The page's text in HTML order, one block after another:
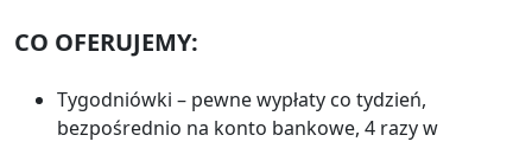
CO OFERUJEMY:
Tygodniówki – pewne wypłaty co tydzień,
bezpośrednio na konto bankowe, 4 razy w